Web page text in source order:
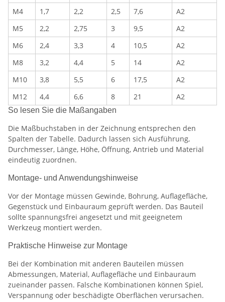
M4
1,7 2,2 2,5 7,6
A2
M5
2,2 2,75 3 9,5
A2
M6
2,4 3,3 4 10,5
A2
M8
3,2 4,4 5 14
A2
M10
3,8 5,5 6 17,5
A2
M12
4,4 6,6 8 21 A2
So lesen Sie die Maßangaben
Die Maßbuchstaben in der Zeichnung entsprechen den
Spalten der Tabelle. Dadurch lassen sich Ausführung,
Durchmesser, Länge, Höhe, Öffnung, Antrieb und Material
eindeutig zuordnen.
Montage- und Anwendungshinweise
Vor der Montage müssen Gewinde, Bohrung, Auflagefläche,
Gegenstück und Einbauraum geprüft werden. Das Bauteil
sollte spannungsfrei angesetzt und mit geeignetem
Werkzeug montiert werden.
Praktische Hinweise zur Montage
Bei der Kombination mit anderen Bauteilen müssen
Abmessungen, Material, Auflagefläche und Einbauraum
zueinander passen. Falsche Kombinationen können Spiel,
Verspannung oder beschädigte Oberflächen verursachen.